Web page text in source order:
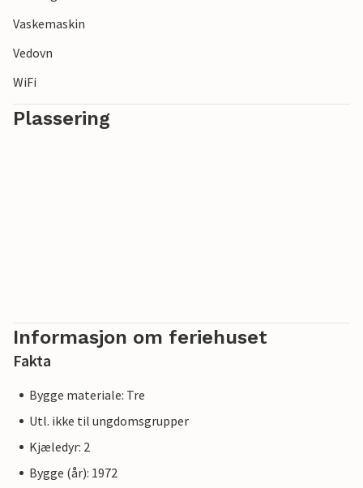
Vaskemaskin
Vedovn
WiFi
Plassering
Informasjon om feriehuset
Fakta
Bygge materiale: Tre
Utl. ikke til ungdomsgrupper
Kjæledyr: 2
Bygge (år): 1972